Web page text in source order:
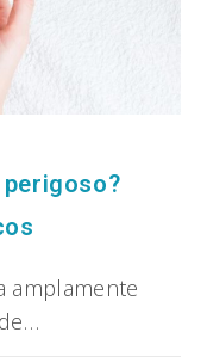
perigoso?
amplamente